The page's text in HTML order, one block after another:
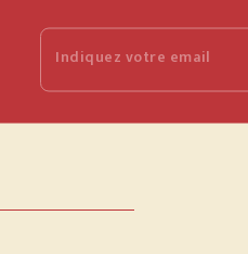
Indiquez votre email